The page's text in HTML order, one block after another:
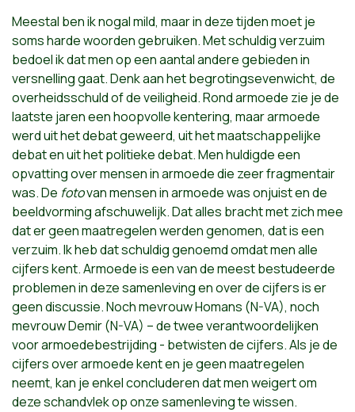
Meestal ben ik nogal mild, maar in deze tijden moet je
soms harde woorden gebruiken. Met schuldig verzuim
bedoel ik dat men op een aantal andere gebieden in
versnelling gaat. Denk aan het begrotingsevenwicht, de
overheidsschuld of de veiligheid. Rond armoede zie je de
laatste jaren een hoopvolle kentering, maar armoede
werd uit het debat geweerd, uit het maatschappelijke
debat en uit het politieke debat. Men huldigde een
opvatting over mensen in armoede die zeer fragmentair
was. De fotovan mensen in armoede was onjuist en de
beeldvorming afschuwelijk. Dat alles bracht met zich mee
dat er geen maatregelen werden genomen, dat is een
verzuim. Ik heb dat schuldig genoemd omdat men alle
cijfers kent. Armoede is een van de meest bestudeerde
problemen in deze samenleving en over de cijfers is er
geen discussie. Noch mevrouw Homans (N-VA), noch
mevrouw Demir (N-VA) – de twee verantwoordelijken
voor armoedebestrijding - betwisten de cijfers. Als je de
cijfers over armoede kent en je geen maatregelen
neemt, kan je enkel concluderen dat men weigert om
deze schandvlek op onze samenleving te wissen.